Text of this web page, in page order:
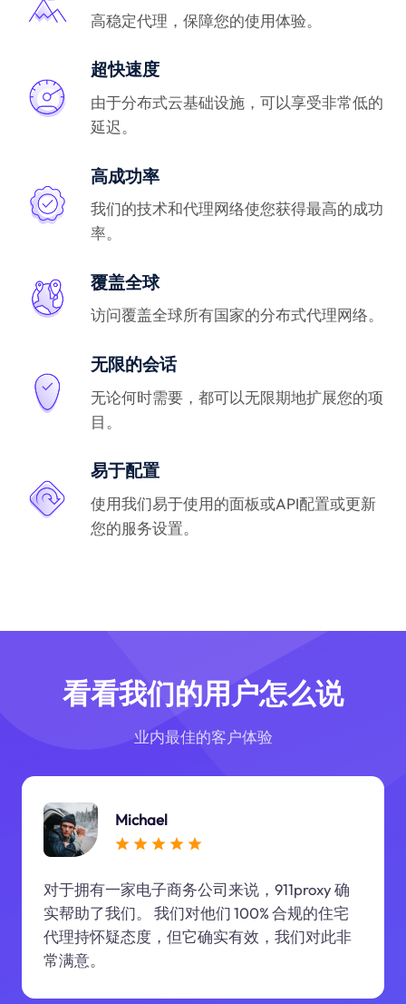
高稳定代理，保障您的使用体验。
超快速度
由于分布式云基础设施，可以享受非常低的
延迟。
高成功率
我们的技术和代理网络使您获得最高的成功
率。
覆盖全球
访问覆盖全球所有国家的分布式代理网络。
无限的会话
无论何时需要，都可以无限期地扩展您的项
目。
易于配置
使用我们易于使用的面板或API配置或更新
您的服务设置。
看看我们的用户怎么说
业内最佳的客户体验
Michael
对于拥有一家电子商务公司来说，911proxy 确
实帮助了我们。 我们对他们 100% 合规的住宅
代理持怀疑态度，但它确实有效，我们对此非
常满意。